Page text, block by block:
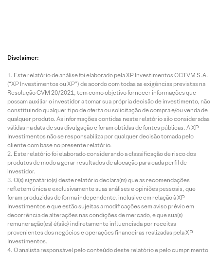
Disclaimer:
Este relatório de análise foi elaborado pela XP Investimentos CCTVM S.A.
(“XP Investimentos ou XP”) de acordo com todas as exigências previstas na
Resolução CVM 20/2021, tem como objetivo fornecer informações que
possam auxiliar o investidor a tomar sua própria decisão de investimento, não
constituindo qualquer tipo de oferta ou solicitação de compra e/ou venda de
qualquer produto. As informações contidas neste relatório são consideradas
válidas na data de sua divulgação e foram obtidas de fontes públicas. A XP
Investimentos não se responsabiliza por qualquer decisão tomada pelo
cliente com base no presente relatório.
Este relatório foi elaborado considerando a classificação de risco dos
produtos de modo a gerar resultados de alocação para cada perfil de
investidor.
O(s) signatário(s) deste relatório declara(m) que as recomendações
refletem única e exclusivamente suas análises e opiniões pessoais, que
foram produzidas de forma independente, inclusive em relação à XP
Investimentos e que estão sujeitas a modificações sem aviso prévio em
decorrência de alterações nas condições de mercado, e que sua(s)
remuneração(es) é(são) indiretamente influenciada por receitas
provenientes dos negócios e operações financeiras realizadas pela XP
Investimentos.
O analista responsável pelo conteúdo deste relatório e pelo cumprimento